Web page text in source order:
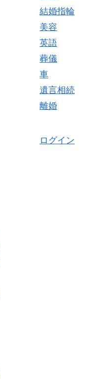
結婚指輪
美容
英語
葬儀
車
遺言相続
離婚
ログイン